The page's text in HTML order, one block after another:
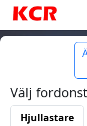
Välj
Hjullastare